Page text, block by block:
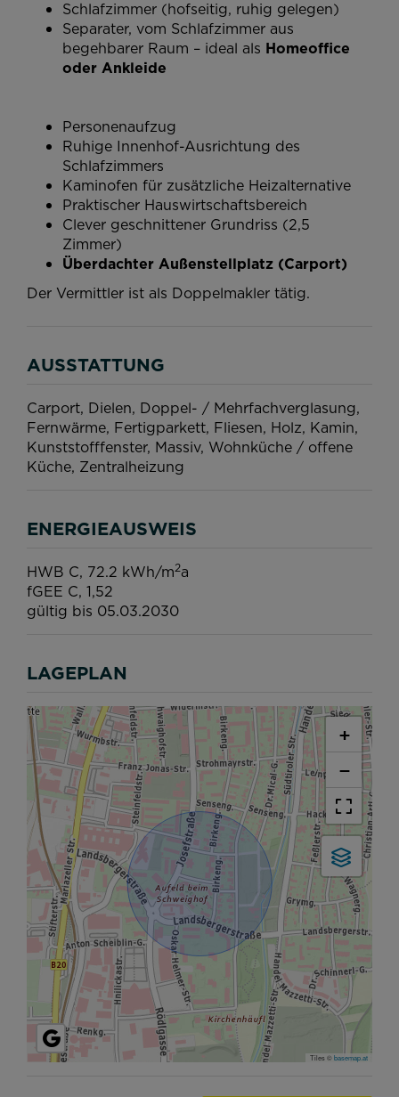
Schlafzimmer (hofseitig, ruhig gelegen)
Separater, vom Schlafzimmer aus
begehbarer Raum – ideal als Homeoffice
oder Ankleide
Personenaufzug
Ruhige Innenhof-Ausrichtung des
Schlafzimmers
Kaminofen für zusätzliche Heizalternative
Praktischer Hauswirtschaftsbereich
Clever geschnittener Grundriss (2,5
Zimmer)
Überdachter Außenstellplatz (Carport)
Der Vermittler ist als Doppelmakler tätig.
AUSSTATTUNG
Carport Dielen Doppel- / Mehrfachverglasung
Fernwärme Fertigparkett Fliesen Holz Kamin
Kunststofffenster Massiv Wohnküche / offene
Küche Zentralheizung
ENERGIEAUSWEIS
HWB C, 72.2 kWh/m2a
fGEE C, 1,52
gültig bis 05.03.2030
LAGEPLAN
+
−
Tiles ©basemap.at